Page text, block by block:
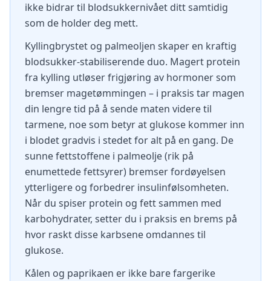
ikke bidrar til blodsukkernivået ditt samtidig
som de holder deg mett.
Kyllingbrystet og palmeoljen skaper en kraftig
blodsukker-stabiliserende duo. Magert protein
fra kylling utløser frigjøring av hormoner som
bremser magetømmingen – i praksis tar magen
din lengre tid på å sende maten videre til
tarmene, noe som betyr at glukose kommer inn
i blodet gradvis i stedet for alt på en gang. De
sunne fettstoffene i palmeolje (rik på
enumettede fettsyrer) bremser fordøyelsen
ytterligere og forbedrer insulinfølsomheten.
Når du spiser protein og fett sammen med
karbohydrater, setter du i praksis en brems på
hvor raskt disse karbsene omdannes til
glukose.
Kålen og paprikaen er ikke bare fargerike